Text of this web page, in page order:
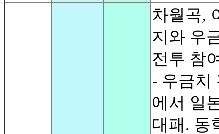
차월곡,
지와 우
전투 참
- 우금치
에서 일
대패. 동